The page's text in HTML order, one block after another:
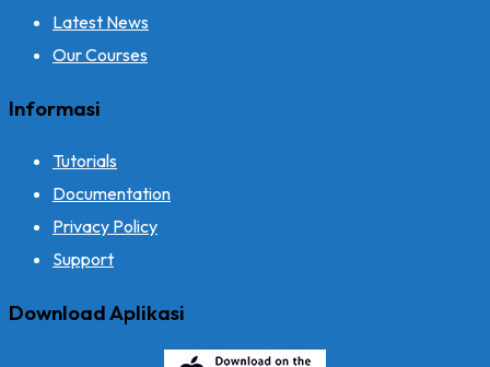
Latest News
Our Courses
Informasi
Tutorials
Documentation
Privacy Policy
Support
Download Aplikasi